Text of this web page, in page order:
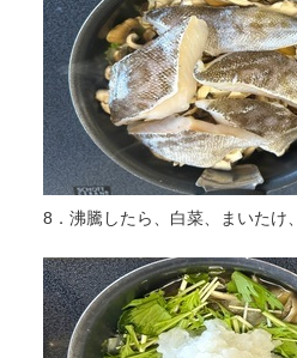
8．沸騰したら、白菜、まいたけ